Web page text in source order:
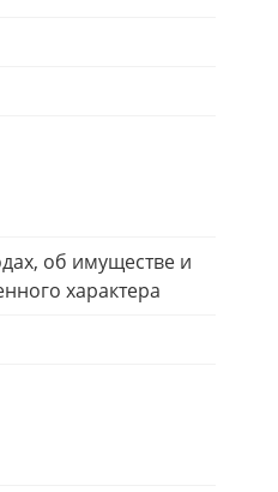
об имуществе и
характера